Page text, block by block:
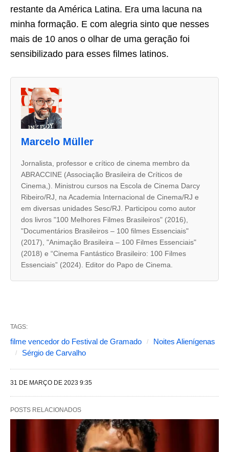
restante da América Latina. Era uma lacuna na
minha formação. E com alegria sinto que nesses
mais de 10 anos o olhar de uma geração foi
sensibilizado para esses filmes latinos.
u
t
e
t
e
Marcelo Müller
Jornalista, professor e crítico de cinema membro da
ABRACCINE (Associação Brasileira de Críticos de
Cinema,). Ministrou cursos na Escola de Cinema Darcy
Ribeiro/RJ, na Academia Internacional de Cinema/RJ e
em diversas unidades Sesc/RJ. Participou como autor
dos livros "100 Melhores Filmes Brasileiros" (2016),
"Documentários Brasileiros – 100 filmes Essenciais"
(2017), "Animação Brasileira – 100 Filmes Essenciais"
(2018) e “Cinema Fantástico Brasileiro: 100 Filmes
Essenciais” (2024). Editor do Papo de Cinema.
TAGS:
filme vencedor do Festival de Gramado
Noites Alienígenas
Sérgio de Carvalho
31 DE MARÇO DE 2023 9:35
POSTS RELACIONADOS